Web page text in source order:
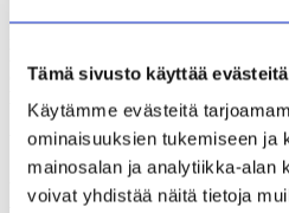
Tämä sivusto käyttää evästeitä
Käytämme evästeitä
ominaisuuksien tukemiseen ja
mainosalan ja analytiikka-alan
voivat yhdistää näitä tietoja
(Director, Creative Audio
Yleisöäänestys
Yleisö voi äänestää